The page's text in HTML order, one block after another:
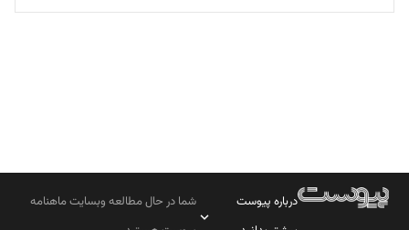
تحریریه
درباره پیوست
شما در حال مطالعه وبسایت ماهنامه